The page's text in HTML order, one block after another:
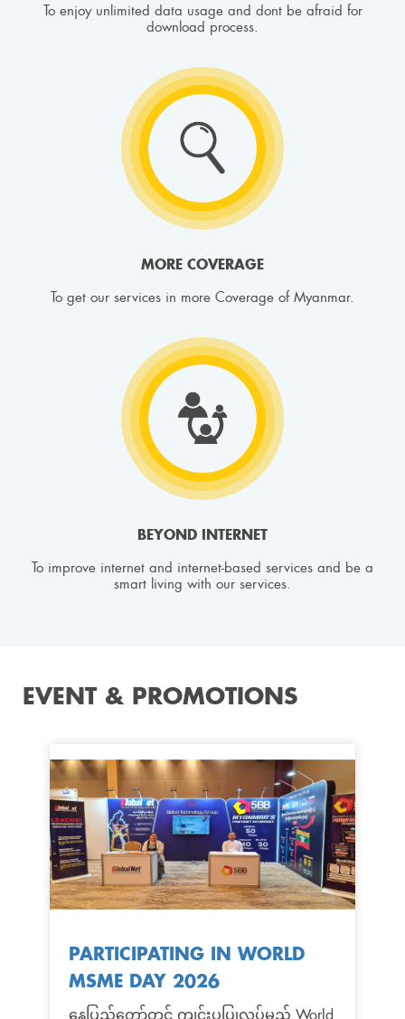
To enjoy unlimited data usage and dont be afraid for
download process.
MORE COVERAGE
To get our services in more Coverage of Myanmar.
BEYOND INTERNET
To improve internet and internet-based services and be a
smart living with our services.
EVENT & PROMOTIONS
PARTICIPATING IN WORLD
MSME DAY 2026
နေပြည်တော်တွင် ကျင်းပပြုလုပ်မည့် World